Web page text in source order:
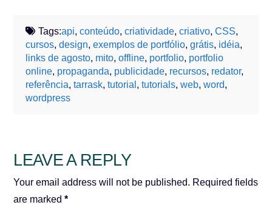
Tags:api,conteúdo,criatividade,criativo,CSS,
cursos,design,exemplos de portfólio,grátis, idéia,
links de agosto, mito,offline, portfolio, portfolio
online, propaganda, publicidade, recursos, redator,
referência,tarrask,tutorial ,tutorials,web,word,
wordpress
LEAVE A REPLY
Your email address will not be published. Required fields
are marked*